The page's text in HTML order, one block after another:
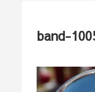
band-